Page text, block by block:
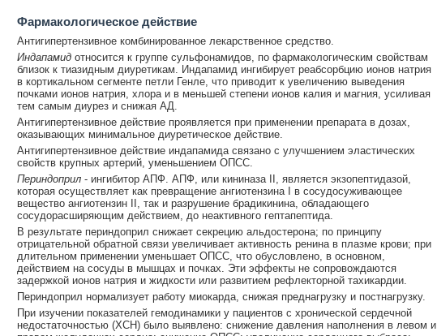
Фармакологическое действие
Антигипертензивное комбинированное лекарственное средство.
Индапамидотносится к группе сульфонамидов, по фармакологическим свойствам
близок к тиазидным диуретикам. Индапамид ингибирует реабсорбцию ионов натрия
в кортикальном сегменте петли Генле, что приводит к увеличению выведения
почками ионов натрия, хлора и в меньшей степени ионов калия и магния, усиливая
тем самым диурез и снижая АД.
Антигипертензивное действие проявляется при применении препарата в дозах,
оказывающих минимальное диуретическое действие.
Антигипертензивное действие индапамида связано с улучшением эластических
свойств крупных артерий, уменьшением ОПСС.
Периндоприл- ингибитор АПФ. АПФ, или кининаза II, является экзопептидазой,
которая осуществляет как превращение ангиотензина I в сосудосуживающее
вещество ангиотензин II, так и разрушение брадикинина, обладающего
сосудорасширяющим действием, до неактивного гептапептида.
В результате периндоприл снижает секрецию альдостерона; по принципу
отрицательной обратной связи увеличивает активность ренина в плазме крови; при
длительном применении уменьшает ОПСС, что обусловлено, в основном,
действием на сосуды в мышцах и почках. Эти эффекты не сопровождаются
задержкой ионов натрия и жидкости или развитием рефлекторной тахикардии.
Периндоприл нормализует работу миокарда, снижая преднагрузку и постнагрузку.
При изучении показателей гемодинамики у пациентов с хронической сердечной
недостаточностью (ХСН) было выявлено: снижение давления наполнения в левом и